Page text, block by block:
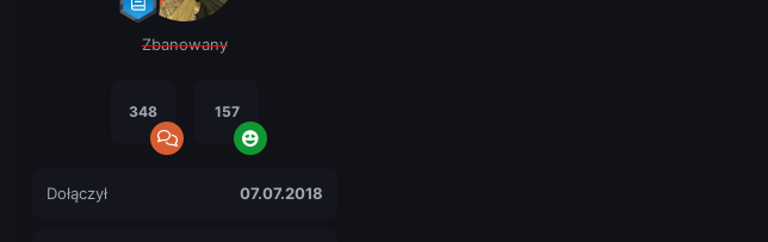
Zbanowany
348 157
Dołączył 07.07.2018